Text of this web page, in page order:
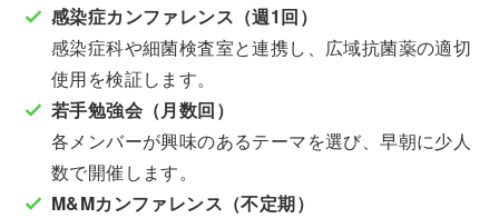
感染症カンファレンス（週1回）
感染症科や細菌検査室と連携し、広域抗菌薬の適切
使用を検証します。
若手勉強会（月数回）
各メンバーが興味のあるテーマを選び、早朝に少人
数で開催します。
M&Mカンファレンス（不定期）